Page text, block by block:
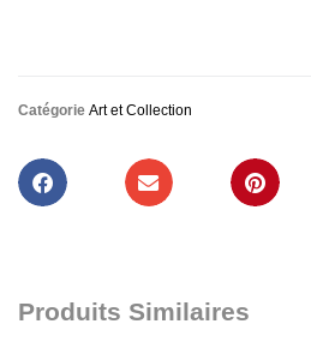
Catégorie Art et Collection
Produits Similaires